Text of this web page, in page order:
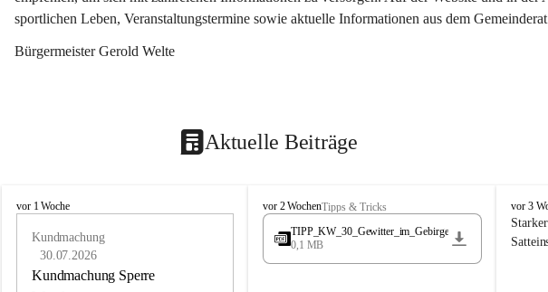
sportlichen Leben, Veranstaltungstermine sowie aktuelle Informationen aus dem
Bürgermeister Gerold Welte
Aktuelle Beiträge
L
vor 1 Woche
Kundmachung
30.07.2026
Kundmachung Sperre
L
a
e
vor 2 WochenTipps & Tricks
TIPP_KW_30_Gewitter_im_Gebirge
0,1 MB
F
r
e
vor 3